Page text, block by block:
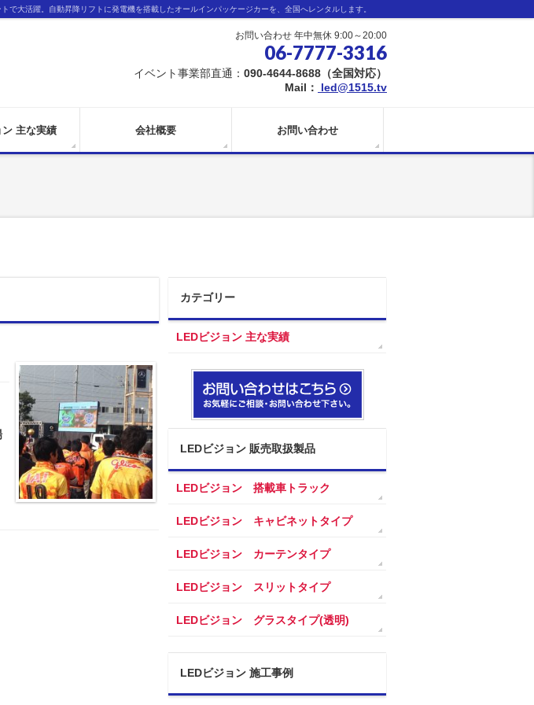
大活躍。自動昇降リフトに発電機を搭載したオールインパッケージカーを、全国へレンタルします。
お問い合わせ 年中無休 9:00～20:00
06-7777-3316
イベント事業部直通： 090-4644-8688（全国対応）
Mail：
led@1515.tv
ン 主な実績 会社概要 お問い合わせ
カテゴリー
LEDビジョン 主な実績
LEDビジョン 販売取扱製品
LEDビジョン 搭載車トラック
LEDビジョン キャビネットタイプ
LEDビジョン カーテンタイプ
LEDビジョン スリットタイプ
LEDビジョン グラスタイプ(透明)
LEDビジョン 施工事例